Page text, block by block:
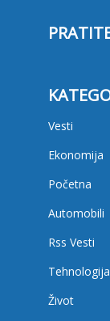
Vesti
Ekonomija
Početna
Automobili
Rss Vesti
Tehnologija
Život